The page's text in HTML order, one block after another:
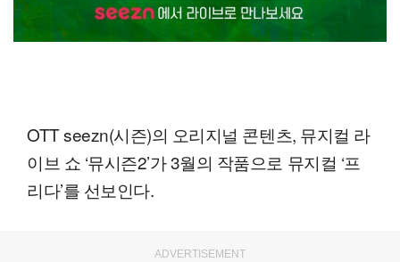
OTT seezn(시즌)의 오리지널 콘텐츠, 뮤지컬 라
이브 쇼 ‘뮤시즌2’가 3월의 작품으로 뮤지컬 ‘프
리다’를 선보인다.
ADVERTISEMENT